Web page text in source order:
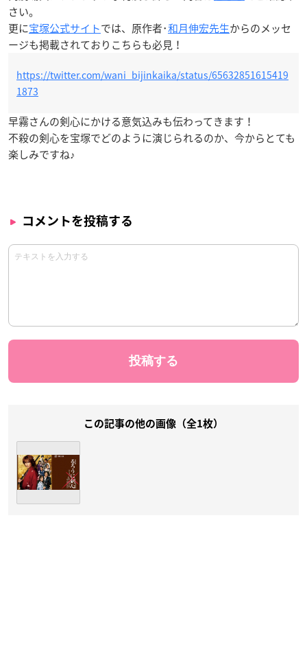
さい。
更に宝塚公式サイトでは、原作者･和月伸宏先生からのメッセ
ージも掲載されておりこちらも必見！
https://twitter.com/wani_bijinkaika/status/65632851615419
1873
早霧さんの剣心にかける意気込みも伝わってきます！
不殺の剣心を宝塚でどのように演じられるのか、今からとても
楽しみですね♪
コメントを投稿する
この記事の他の画像（全1枚）